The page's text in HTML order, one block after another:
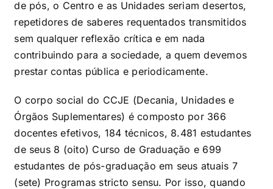
de pós, o Centro e as Unidades seriam desertos,
repetidores de saberes requentados transmitidos
sem qualquer reflexão crítica e em nada
contribuindo para a sociedade, a quem devemos
prestar contas pública e periodicamente.
O corpo social do CCJE (Decania, Unidades e
Órgãos Suplementares) é composto por 366
docentes efetivos, 184 técnicos, 8.481 estudantes
de seus 8 (oito) Curso de Graduação e 699
estudantes de pós-graduação em seus atuais 7
(sete) Programas stricto sensu. Por isso, quando